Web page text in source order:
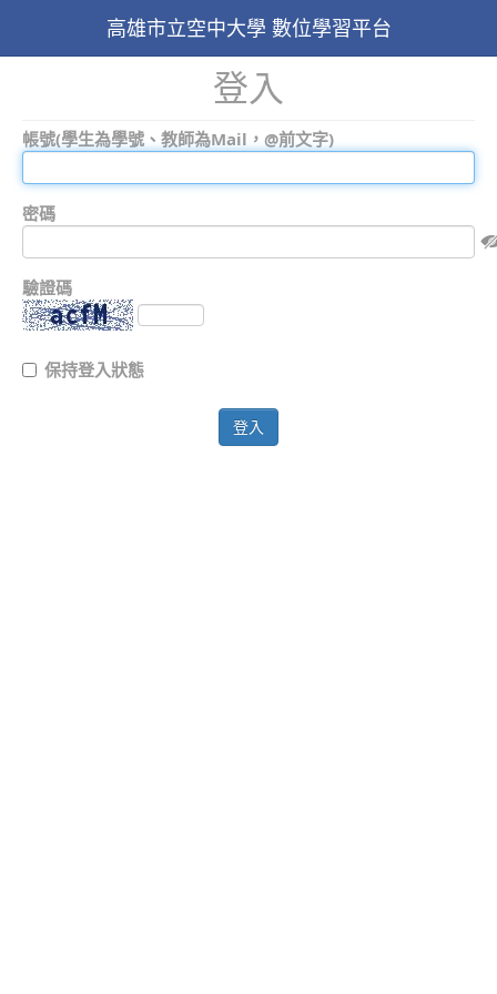
高雄市立空中大學 數位學習平台
登入
帳號(學生為學號、教師為Mail，@前文字)
密碼
驗證碼
保持登入狀態
登入